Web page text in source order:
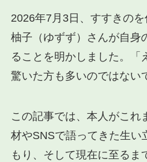
2026年7月3日、すすきの
柚子（ゆずず）さんが自身
ることを明かしました。「
驚いた方も多いのではない
この記事では、本人がこれ
材やSNSで語ってきた生い
もり、そして現在に至るま